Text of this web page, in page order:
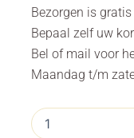
Bezorgen is
Bepaal zelf uw
Bel of mail voor
Maandag t/m
Wandkast
Gianlucca